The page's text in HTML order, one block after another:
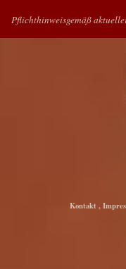
Pflichthinweisgemäß
Kontakt ,